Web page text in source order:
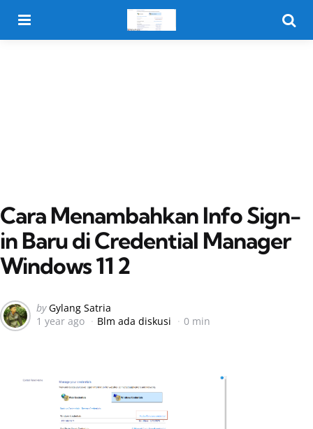
Cara Menambahkan Info Sign-
in Baru di Credential Manager
Windows 11 2
Posted
by
by Gylang Satria
1 year ago
Blm ada diskusi 0 min